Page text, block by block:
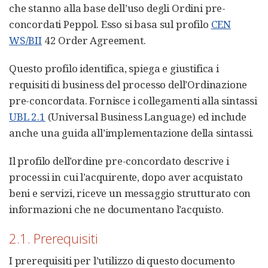
che stanno alla base dell’uso degli Ordini pre-
concordati Peppol. Esso si basa sul profilo CEN
WS/BII42 Order Agreement.
Questo profilo identifica, spiega e giustifica i
requisiti di business del processo dell’Ordinazione
pre-concordata. Fornisce i collegamenti alla sintassi
UBL 2.1 (Universal Business Language) ed include
anche una guida all’implementazione della sintassi.
Il profilo dell’ordine pre-concordato descrive i
processi in cui l’acquirente, dopo aver acquistato
beni e servizi, riceve un messaggio strutturato con
informazioni che ne documentano l’acquisto.
2.1. Prerequisiti
I prerequisiti per l’utilizzo di questo documento